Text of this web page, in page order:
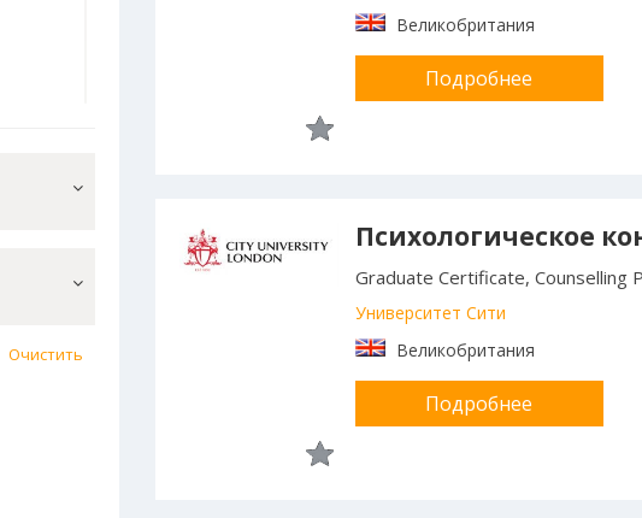
Очистить
Великобритания
Подробнее
Психологическое
Graduate Certificate, Counselling
Университет Сити
Великобритания
Подробнее